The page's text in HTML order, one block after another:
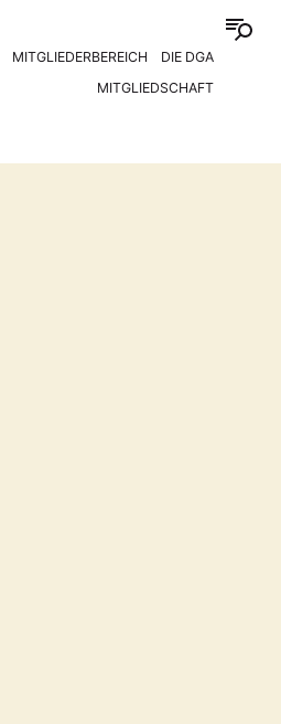
MITGLIEDERBEREICH
DIE DGA
MITGLIEDSCHAFT